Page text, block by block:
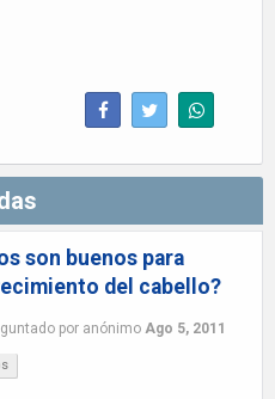
son buenos para
del cabello?
por anónimo Ago 5, 2011